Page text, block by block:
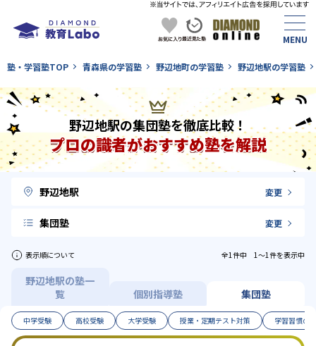
塾・学習塾TOP 青森県の学習塾 野辺地町の学習塾 野辺地駅の学習塾
野辺地駅の集団塾を徹底比較！
プロの識者がおすすめ塾を解説
野辺地駅 変更
集団塾 変更
表示順について 全1件中 1〜1件を表示中
野辺地駅の塾一
覧
個別指導塾 集団塾
中学受験 高校受験 大学受験 授業・定期テスト対策 学習習慣の